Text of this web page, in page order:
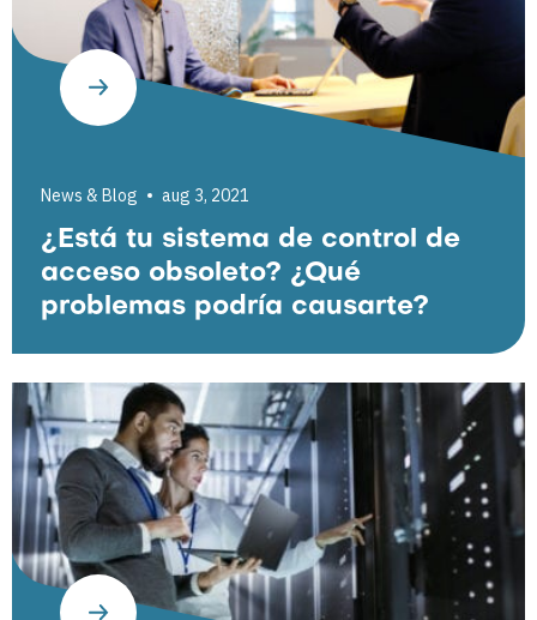
News & Blog aug 3, 2021
¿Está tu sistema de control de
acceso obsoleto? ¿Qué
problemas podría causarte?